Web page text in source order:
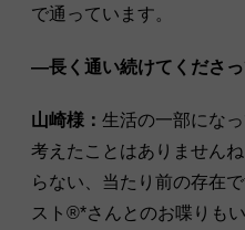
で通っています。
―長く通い続けてくださっ
山崎様： 生活の一部にな
考えたことはありません
らない、当たり前の存在
スト®︎*さんとのお喋りも